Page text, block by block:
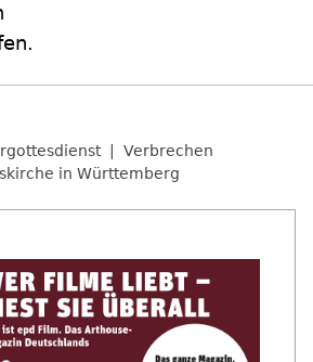
Verbrechen
in Württemberg